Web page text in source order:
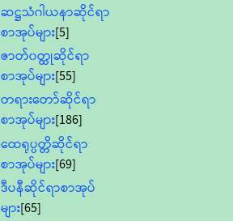
ဆဋ္ဌသံဂါယနာဆိုင်ရာ
စာအုပ်များ[5]
ဇာတ်၀တ္ထုဆိုင်ရာ
စာအုပ်များ[55]
တရားတော်ဆိုင်ရာ
စာအုပ်များ[186]
ထေရုပ္ပတ္တိဆိုင်ရာ
စာအုပ်များ[69]
ဒီပနီဆိုင်ရာစာအုပ်
များ[65]